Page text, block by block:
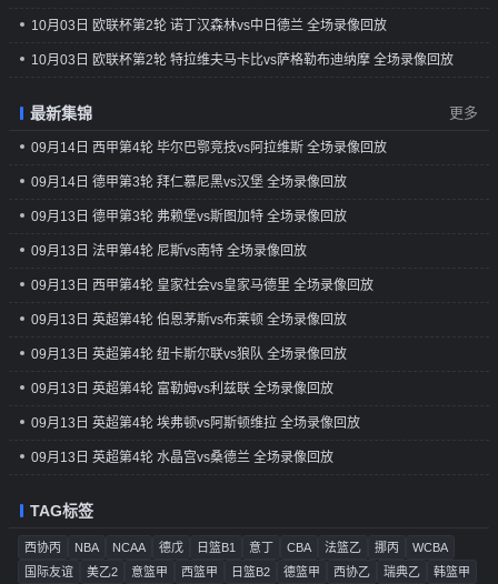
10月03日 欧联杯第2轮 诺丁汉森林vs中日德兰 全场录像回放
10月03日 欧联杯第2轮 特拉维夫马卡比vs萨格勒布迪纳摩 全场录像回放
最新集锦 更多
09月14日 西甲第4轮 毕尔巴鄂竞技vs阿拉维斯 全场录像回放
09月14日 德甲第3轮 拜仁慕尼黑vs汉堡 全场录像回放
09月13日 德甲第3轮 弗赖堡vs斯图加特 全场录像回放
09月13日 法甲第4轮 尼斯vs南特 全场录像回放
09月13日 西甲第4轮 皇家社会vs皇家马德里 全场录像回放
09月13日 英超第4轮 伯恩茅斯vs布莱顿 全场录像回放
09月13日 英超第4轮 纽卡斯尔联vs狼队 全场录像回放
09月13日 英超第4轮 富勒姆vs利兹联 全场录像回放
09月13日 英超第4轮 埃弗顿vs阿斯顿维拉 全场录像回放
09月13日 英超第4轮 水晶宫vs桑德兰 全场录像回放
TAG标签
西协丙 NBA NCAA 德戊 日篮B1 意丁 CBA 法篮乙 挪丙
WCBA
国际友谊
美乙2 意篮甲 西篮甲 日篮B2 德篮甲 西协乙 瑞典乙
韩篮甲